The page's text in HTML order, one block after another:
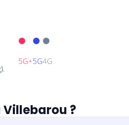
Villebarou ?